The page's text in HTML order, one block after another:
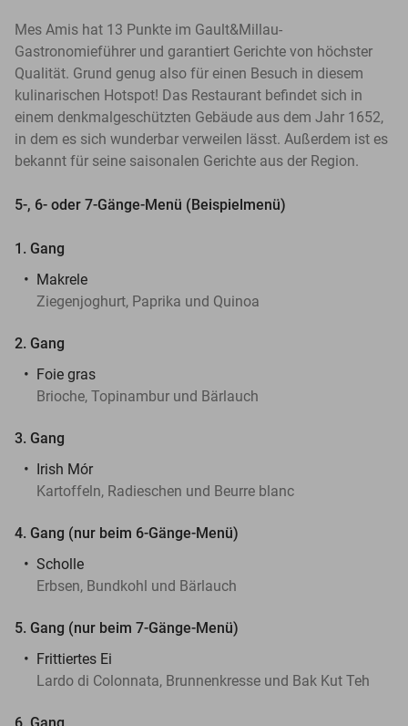
Mes Amis hat 13 Punkte im Gault&Millau-
Gastronomieführer und garantiert Gerichte von höchster
Qualität. Grund genug also für einen Besuch in diesem
kulinarischen Hotspot! Das Restaurant befindet sich in
einem denkmalgeschützten Gebäude aus dem Jahr 1652,
in dem es sich wunderbar verweilen lässt. Außerdem ist es
bekannt für seine saisonalen Gerichte aus der Region.
5-, 6- oder 7-Gänge-Menü (Beispielmenü)
1. Gang
Makrele
Ziegenjoghurt, Paprika und Quinoa
2. Gang
Foie gras
Brioche, Topinambur und Bärlauch
3. Gang
Irish Mór
Kartoffeln, Radieschen und Beurre blanc
4. Gang (nur beim 6-Gänge-Menü)
Scholle
Erbsen, Bundkohl und Bärlauch
5. Gang (nur beim 7-Gänge-Menü)
Frittiertes Ei
Lardo di Colonnata, Brunnenkresse und Bak Kut Teh